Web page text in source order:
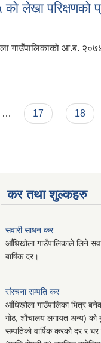
लेखा परिक्षणको
गाउँपालिकाको आ.ब.
… 17 18
कर तथा शुल्कहरु
सवारी साधन कर
आँधिखोला गाउँपालिकाले लिने
बार्षिक दर।
संरचना सम्पति कर
आँधिखोला गाउँपालिका भित्र
गोठ, शौचालय लगायत अन्य) को
सम्पतिको वार्षिक करको दर र